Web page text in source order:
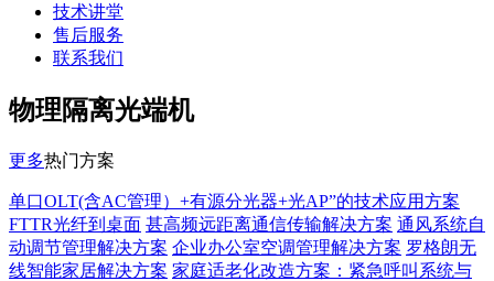
技术讲堂
售后服务
联系我们
物理隔离光端机
更多热门方案
单口OLT(含AC管理）+有源分光器+光AP”的技术应用方案
FTTR光纤到桌面 甚高频远距离通信传输解决方案 通风系统自
动调节管理解决方案 企业办公室空调管理解决方案 罗格朗无
线智能家居解决方案 家庭适老化改造方案：紧急呼叫系统与